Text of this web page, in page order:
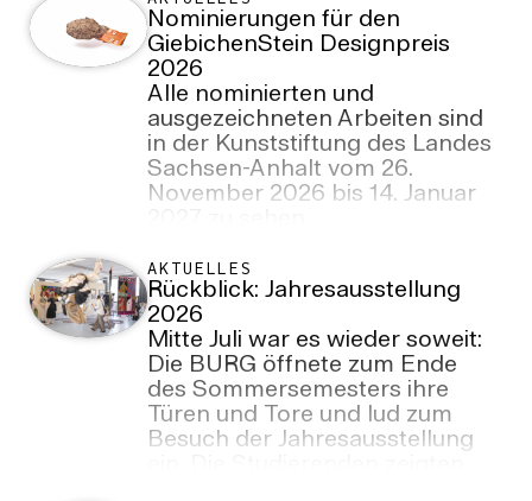
Nominierungen für den
GiebichenStein Designpreis
2026
Alle nominierten und
ausgezeichneten Arbeiten sind
in der Kunststiftung des Landes
Sachsen-Anhalt vom 26.
November 2026 bis 14. Januar
AKTUELLES
Rückblick: Jahresausstellung
2026
Mitte Juli war es wieder soweit:
Die BURG öffnete zum Ende
des Sommersemesters ihre
Türen und Tore und lud zum
Besuch der Jahresausstellung